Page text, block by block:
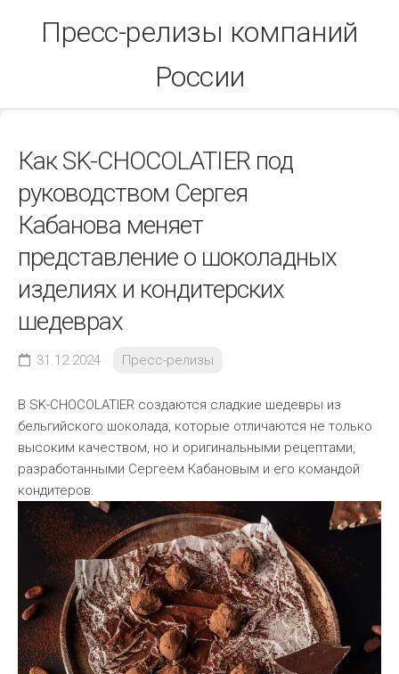
Пресс-релизы компаний
России
Как SK-CHOCOLATIER под
руководством Сергея
Кабанова меняет
представление о шоколадных
изделиях и кондитерских
шедеврах
31.12.2024 Пресс-релизы
В SK-CHOCOLATIER создаются сладкие шедевры из
бельгийского шоколада, которые отличаются не только
высоким качеством, но и оригинальными рецептами,
разработанными Сергеем Кабановым и его командой
кондитеров.